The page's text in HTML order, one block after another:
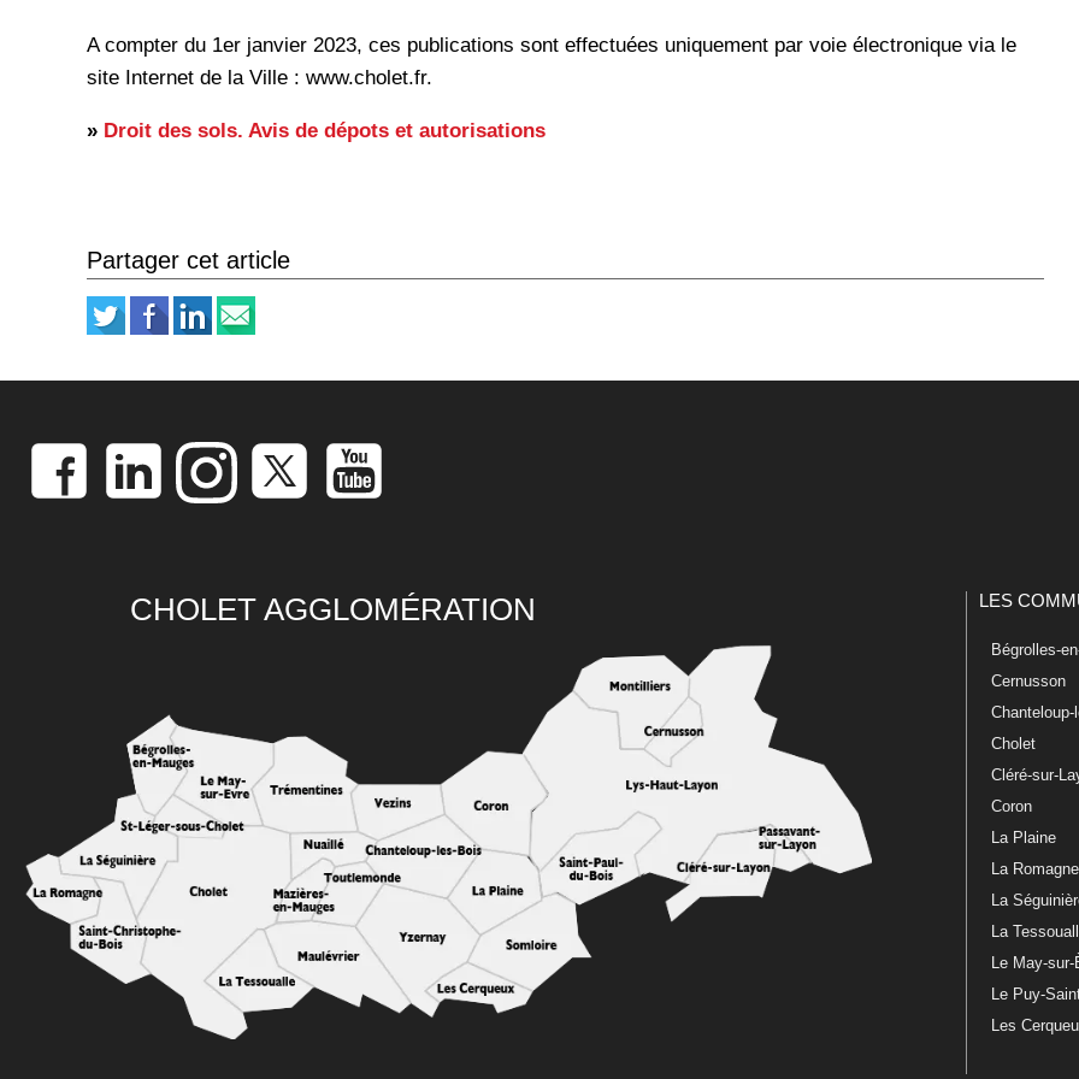
A compter du 1er janvier 2023, ces publications sont effectuées uniquement par voie électronique via le
site Internet de la Ville : www.cholet.fr.
» Droit des sols. Avis de dépots et autorisations
Partager cet article
CHOLET AGGLOMÉRATION LES
Bégrolles-
Cernusson
Chanteloup-
Cholet
Cléré-sur-
Coron
La Plaine
La Romagne
La
La
Le May-sur-
Le Puy-
Les